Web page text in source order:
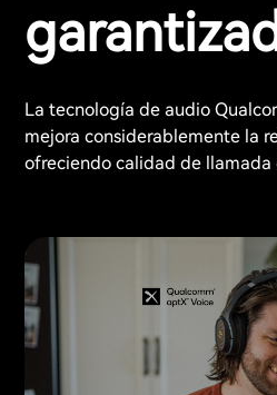
La tecnología de audio
mejora considerablemente la
ofreciendo calidad de llamada